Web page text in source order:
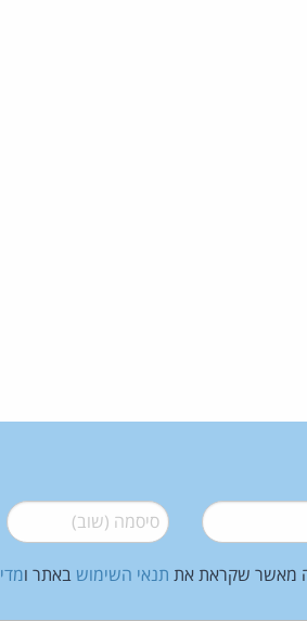
סיסמה (שוב)*
מאשר שקראת את תנאי השימוש באתר ו